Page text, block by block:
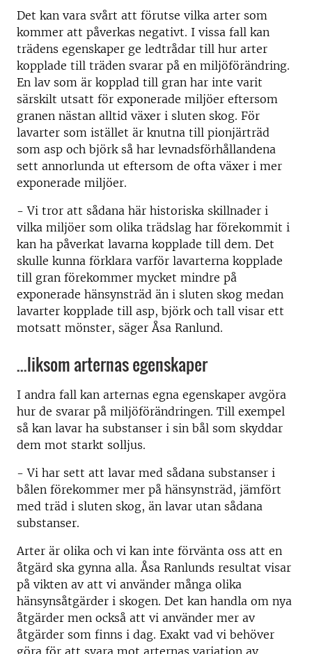
Det kan vara svårt att förutse vilka arter som
kommer att påverkas negativt. I vissa fall kan
trädens egenskaper ge ledtrådar till hur arter
kopplade till träden svarar på en miljöförändring.
En lav som är kopplad till gran har inte varit
särskilt utsatt för exponerade miljöer eftersom
granen nästan alltid växer i sluten skog. För
lavarter som istället är knutna till pionjärträd
som asp och björk så har levnadsförhållandena
sett annorlunda ut eftersom de ofta växer i mer
exponerade miljöer.
- Vi tror att sådana här historiska skillnader i
vilka miljöer som olika trädslag har förekommit i
kan ha påverkat lavarna kopplade till dem. Det
skulle kunna förklara varför lavarterna kopplade
till gran förekommer mycket mindre på
exponerade hänsynsträd än i sluten skog medan
lavarter kopplade till asp, björk och tall visar ett
motsatt mönster, säger Åsa Ranlund.
...liksom arternas egenskaper
I andra fall kan arternas egna egenskaper avgöra
hur de svarar på miljöförändringen. Till exempel
så kan lavar ha substanser i sin bål som skyddar
dem mot starkt solljus.
- Vi har sett att lavar med sådana substanser i
bålen förekommer mer på hänsynsträd, jämfört
med träd i sluten skog, än lavar utan sådana
substanser.
Arter är olika och vi kan inte förvänta oss att en
åtgärd ska gynna alla. Åsa Ranlunds resultat visar
på vikten av att vi använder många olika
hänsynsåtgärder i skogen. Det kan handla om nya
åtgärder men också att vi använder mer av
åtgärder som finns i dag. Exakt vad vi behöver
göra för att svara mot arternas variation av